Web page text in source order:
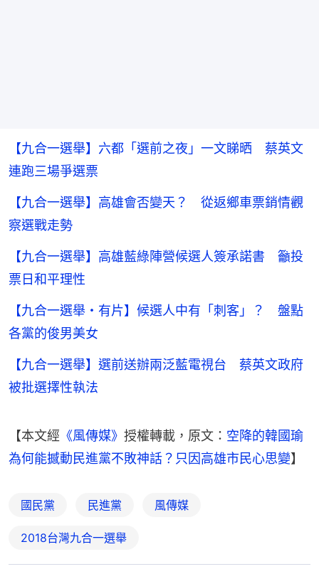
【九合一選舉】六都「選前之夜」一文睇晒 蔡英文
連跑三場爭選票
【九合一選舉】高雄會否變天？ 從返鄉車票銷情觀
察選戰走勢
【九合一選舉】高雄藍綠陣營候選人簽承諾書 籲投
票日和平理性
【九合一選舉・有片】候選人中有「刺客」？ 盤點
各黨的俊男美女
【九合一選舉】選前送辦兩泛藍電視台 蔡英文政府
被批選擇性執法
【本文經 《風傳媒》 授權轉載，原文： 空降的韓國瑜
為何能撼動民進黨不敗神話？只因高雄市民心思變】
國民黨 民進黨 風傳媒
2018台灣九合一選舉